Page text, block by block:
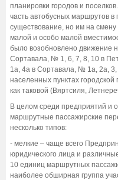
планировки городов и
часть автобусных маршрутов в
существование, но им на
малой и особо малой
было возобновлено движение
Сортавала, № 1, 6, 7, 8, 10 в
1а, 4а в Сортавала, № 1а, 2а,
населенных пунктах
как таковой (Вяртсиля,
В целом среди предприятий и
маршрутные пассажирские
несколько типов:
- мелкие – чаще всего
юридического лица и
10 единиц маршрутных
наиболее обширная группа